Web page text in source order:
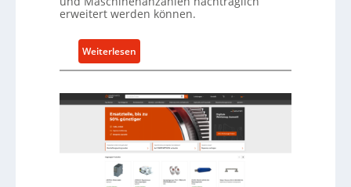
c
t
f
ü
d
erweitert werden können.
Weiterlesen
C
l
l
o
e
n